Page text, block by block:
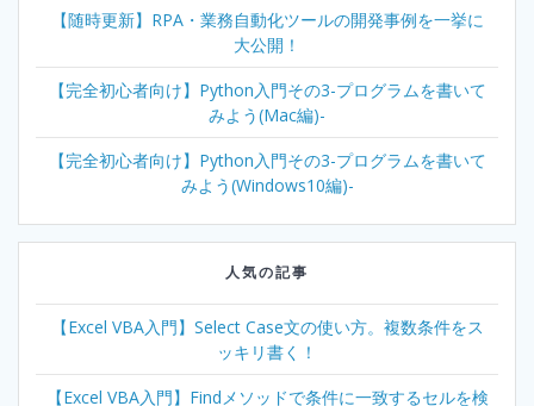
【随時更新】RPA・業務自動化ツールの開発事例を一挙に
大公開！
【完全初心者向け】Python入門その3-プログラムを書いて
みよう(Mac編)-
【完全初心者向け】Python入門その3-プログラムを書いて
みよう(Windows10編)-
人気の記事
【Excel VBA入門】Select Case文の使い方。複数条件をス
ッキリ書く！
【Excel VBA入門】Findメソッドで条件に一致するセルを検